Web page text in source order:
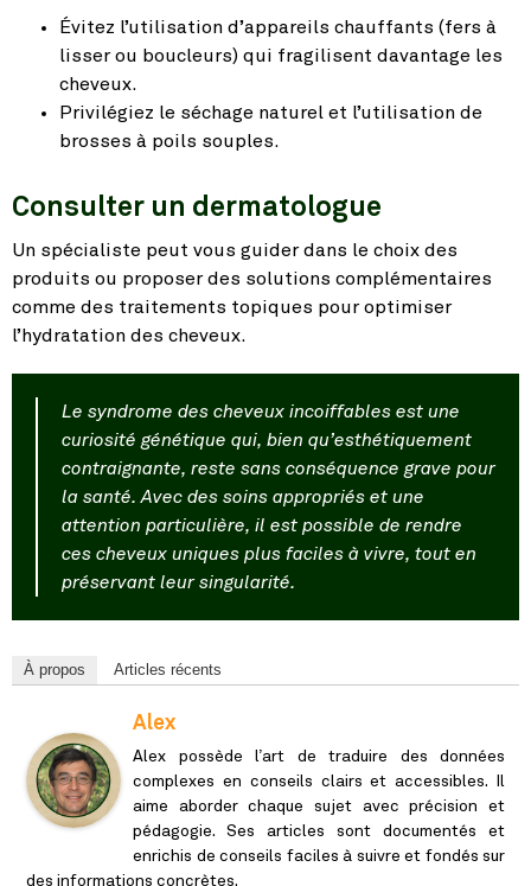
Évitez l’utilisation d’appareils chauffants (fers à
lisser ou boucleurs) qui fragilisent davantage les
cheveux.
Privilégiez le séchage naturel et l’utilisation de
brosses à poils souples.
Consulter un dermatologue
Un spécialiste peut vous guider dans le choix des
produits ou proposer des solutions complémentaires
comme des traitements topiques pour optimiser
l’hydratation des cheveux.
Le syndrome des cheveux incoiffables est une
curiosité génétique qui, bien qu’esthétiquement
contraignante, reste sans conséquence grave pour
la santé. Avec des soins appropriés et une
attention particulière, il est possible de rendre
ces cheveux uniques plus faciles à vivre, tout en
préservant leur singularité.
À propos Articles récents
Alex
Alex possède l’art de traduire des données
complexes en conseils clairs et accessibles. Il
aime aborder chaque sujet avec précision et
pédagogie. Ses articles sont documentés et
enrichis de conseils faciles à suivre et fondés sur
des informations concrètes.